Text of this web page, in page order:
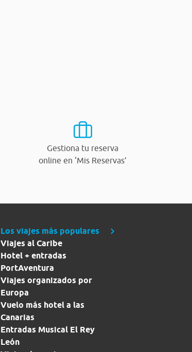
Gestiona tu reserva
online en ‘Mis Reservas’
Los viajes más populares
Viajes al Caribe
Hotel + entradas
PortAventura
Viajes organizados por
Europa
Vuelo más hotel a las
Canarias
Entradas Musical El Rey
León